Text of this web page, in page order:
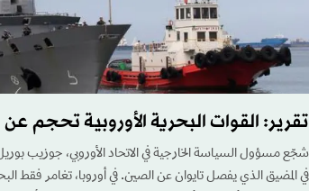
تقرير: القوات البحرية الأوروبية تحجم
شجّع مسؤول السياسة الخارجية في الاتحاد الأوروبي، جوزيب
في المضيق الذي يفصل تايوان عن الصين. في أوروبا، تغامر فقط